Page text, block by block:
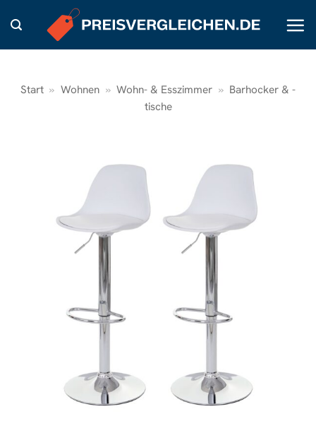
Inhalt
springen
Start » Wohnen » Wohn- & Esszimmer » Barhocker & -
tische